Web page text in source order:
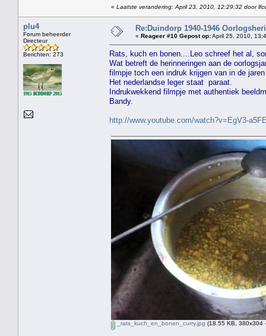
« Laatste verandering: April 23, 2010, 12:29:32 door
plu4
Forum beheerder
Directeur
Berichten: 273
Re:Duindorp 1940-1946
« Reageer #10 Gepost op:April 25, 2010,
Rats, kuch en bonen....Leo schreef het al,
Wat betreft de herinneringen aan de
filmpje toch een indruk krijgen van in de
Het nederlandse leger staat paraat.
Indrukwekkend filmpje met authentiek
Bandy.
http://www.youtube.com/watch?v=EgV3-
_rats_kuch_en_bonen_curry.jpg (18.55 KB, 380x304